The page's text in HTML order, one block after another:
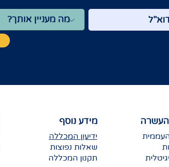
מידע נוסף
ידיעון המכללה
שאלות נפוצות
תקנון המכללה